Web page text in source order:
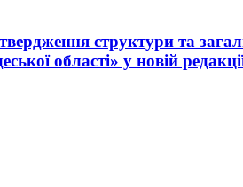
структури та
області» у новій